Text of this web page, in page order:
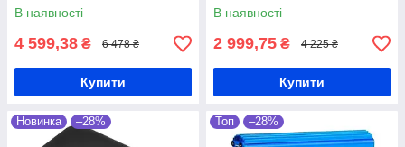
В наявності
4 599,38 ₴ 6 478 ₴
Купити
В наявності
2 999,75 ₴ 4 225 ₴
Купити
Новинка –28% Топ –28%